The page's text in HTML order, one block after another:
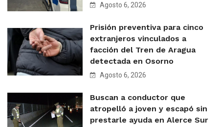
Agosto 6, 2026
Prisión preventiva para cinco
extranjeros vinculados a
facción del Tren de Aragua
detectada en Osorno
Agosto 6, 2026
Buscan a conductor que
atropelló a joven y escapó sin
prestarle ayuda en Alerce Sur